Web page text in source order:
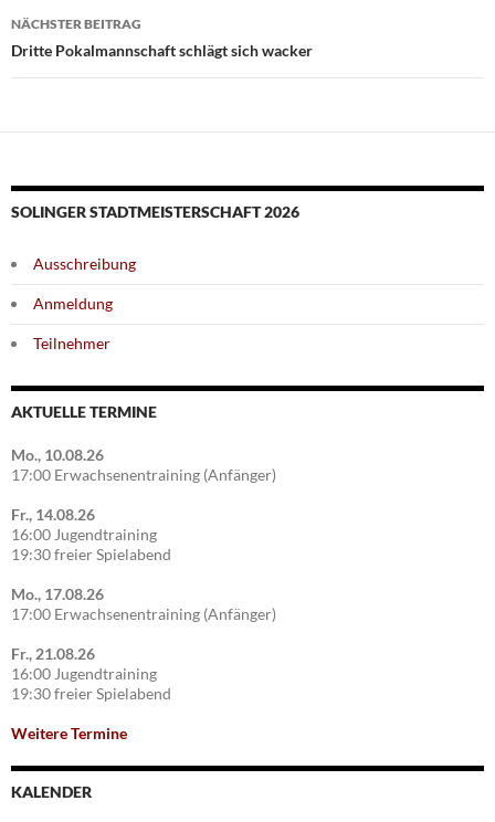
NÄCHSTER BEITRAG
Dritte Pokalmannschaft schlägt sich wacker
SOLINGER STADTMEISTERSCHAFT 2026
Ausschreibung
Anmeldung
Teilnehmer
AKTUELLE TERMINE
Mo., 10.08.26
17:00 Erwachsenentraining (Anfänger)
Fr., 14.08.26
16:00 Jugendtraining
19:30 freier Spielabend
Mo., 17.08.26
17:00 Erwachsenentraining (Anfänger)
Fr., 21.08.26
16:00 Jugendtraining
19:30 freier Spielabend
Weitere Termine
KALENDER